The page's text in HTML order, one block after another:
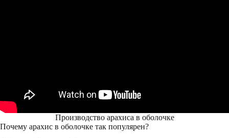
Производство арахиса в оболочке
Почему арахис в оболочке так популярен?